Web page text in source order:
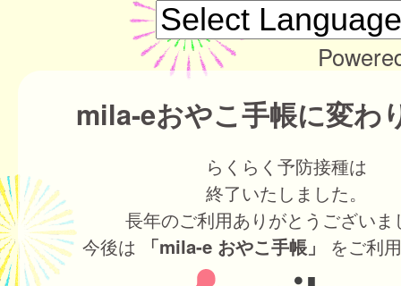
mila-eおやこ手帳に変わ
らくらく予防接種は
終了いたしました。
長年のご利用ありがとうございま
今後は
「mila-e おやこ手帳」 をご利